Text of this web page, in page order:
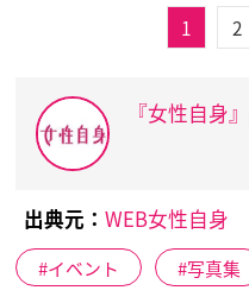
1 2
『女性自身
出典元： WEB女性自身
イベント 写真集